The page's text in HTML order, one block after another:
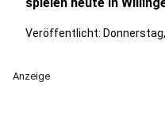
Veröffentlicht:
Anzeige